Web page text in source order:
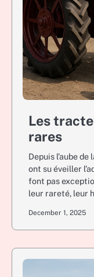
Les
rares
Depuis l’aube
ont su éveiller
font pas
leur rareté, leur
December 1, 2025